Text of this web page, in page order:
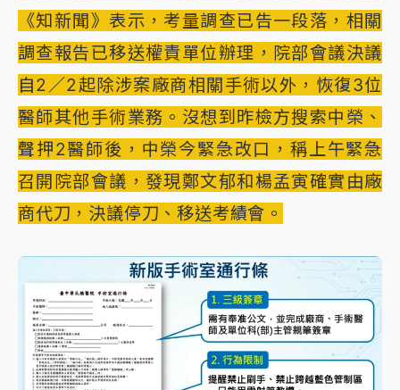
《知新聞》表示，考量調查已告一段落，相關
調查報告已移送權責單位辦理，院部會議決議
自2／2起除涉案廠商相關手術以外，恢復3位
醫師其他手術業務。沒想到昨檢方搜索中榮、
聲押2醫師後，中榮今緊急改口，稱上午緊急
召開院部會議，發現鄭文郁和楊孟寅確實由廠
商代刀，決議停刀、移送考績會。